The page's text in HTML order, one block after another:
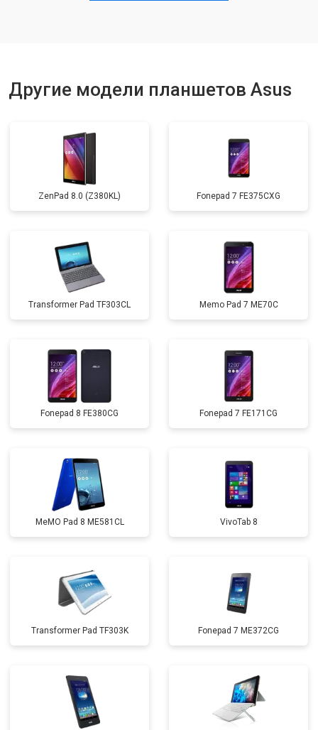
Другие модели планшетов Asus
ZenPad 8.0 (Z380KL) Fonepad 7 FE375CXG
Transformer Pad TF303CL Memo Pad 7 ME70C
Fonepad 8 FE380CG Fonepad 7 FE171CG
MeMO Pad 8 ME581CL VivoTab 8
Transformer Pad TF303K Fonepad 7 ME372CG